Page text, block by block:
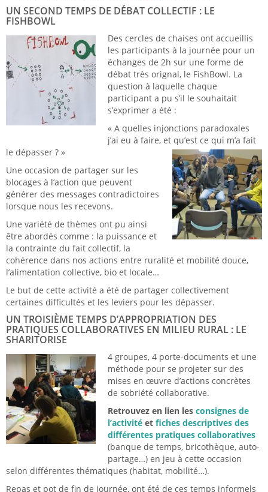
UN SECOND TEMPS DE DÉBAT COLLECTIF : LE
FISHBOWL
Des cercles de chaises ont accueillis
les participants à la journée pour un
échanges de 2h sur une forme de
débat très orignal, le FishBowl. La
question à laquelle chaque
participant a pu s’il le souhaitait
s’exprimer a été :
« A quelles injonctions paradoxales
j’ai eu à faire, et qu’est ce qui m’a fait
le dépasser ? »
Une occasion de partager sur les
blocages à l’action que peuvent
générer des messages contradictoires
lorsque nous les recevons.
Une variété de thèmes ont pu ainsi
être abordés comme : la puissance et
la contrainte du fait collectif, la
cohérence dans nos actions entre ruralité et mobilité douce,
l’alimentation collective, bio et locale…
Le but de cette activité a été de partager collectivement
certaines difficultés et les leviers pour les dépasser.
UN TROISIÈME TEMPS D’APPROPRIATION DES
PRATIQUES COLLABORATIVES EN MILIEU RURAL : LE
SHARITORISE
4 groupes, 4 porte-documents et une
méthode pour se projeter sur des
mises en œuvre d’actions concrètes
de sobriété collaborative.
Retrouvez en lien les consignes de
l’activité et fiches descriptives des
différentes pratiques collaboratives
(banque de temps, bricothèque, auto-
partage…) en jeu à cette occasion
selon différentes thématiques (habitat, mobilité…).
Repas et pot de fin de journée, ont été de ces temps informels